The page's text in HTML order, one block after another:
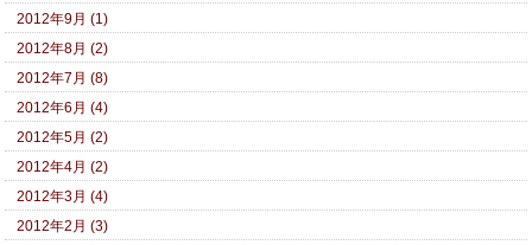
2012年9月 (1)
2012年8月 (2)
2012年7月 (8)
2012年6月 (4)
2012年5月 (2)
2012年4月 (2)
2012年3月 (4)
2012年2月 (3)